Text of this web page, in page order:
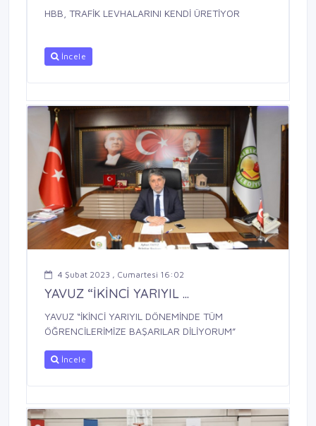
HBB, TRAFİK LEVHALARINI KENDİ ÜRETİYOR
İncele
4 Şubat 2023 , Cumartesi 16:02
YAVUZ “İKİNCİ YARIYIL ...
YAVUZ “İKİNCİ YARIYIL DÖNEMİNDE TÜM
ÖĞRENCİLERİMİZE BAŞARILAR DİLİYORUM”
İncele